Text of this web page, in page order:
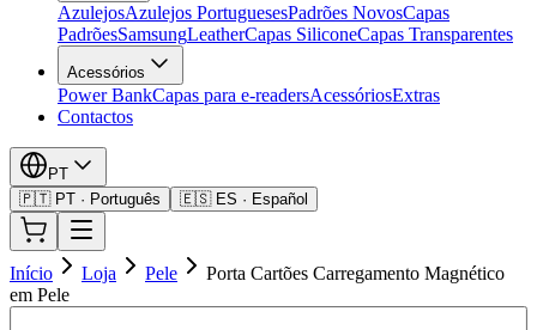
AzulejosAzulejos PortuguesesPadrões NovosCapas
PadrõesSamsungLeatherCapas SiliconeCapas Transparentes
Acessórios
Power BankCapas para e-readersAcessóriosExtras
Contactos
PT
🇵🇹 PT · Português
🇪🇸 ES · Español
Início Loja Pele
Porta Cartões Carregamento Magnético
em Pele